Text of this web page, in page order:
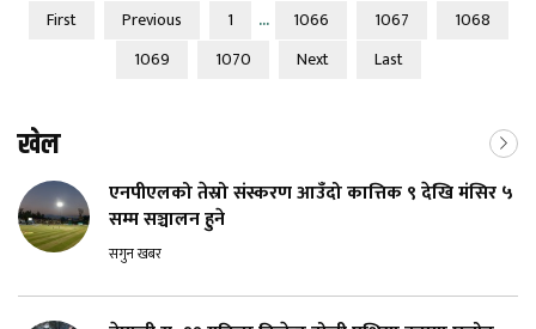
First Previous 1 ... 1066 1067
1068
1069
1070 Next Last
खेल
एनपीएलको तेस्रो संस्करण आउँदो कात्तिक ९ देखि मंसिर ५
सम्म सञ्चालन हुने
सगुन खबर